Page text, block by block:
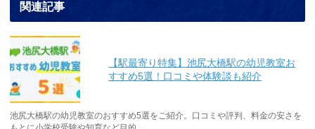
関連記事
【駅最寄り特集】池尻大橋駅の幼児教室お
すすめ5選！口コミや体験談も紹介
池尻大橋駅の幼児教室のおすすめ5選をご紹介。口コミや評判、料金の安さを